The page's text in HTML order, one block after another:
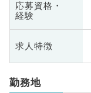
応募資格・
経験
求人特徴
勤務地